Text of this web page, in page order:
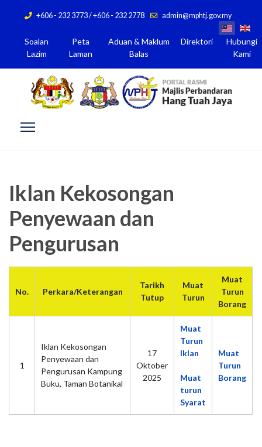
+606 - 232 3773 / +606 - 232 2778 admin@mphtj.gov.my
Soalan
Lazim
Peta
Laman
Aduan & Maklum
Balas
Direktori
Hubungi
Kami
Iklan Kekosongan
Penyewaan dan
Pengurusan
No. Perkara/Keterangan
Tarikh
Tutup
Muat
Turun
Muat
Turun
Borang
1
Iklan Kekosongan
Penyewaan dan
Pengurusan Kampung
Buku, Taman Botanikal
17
Oktober
2025
Muat
Turun
Iklan
Muat
turun
Syarat
Muat
Turun
Borang